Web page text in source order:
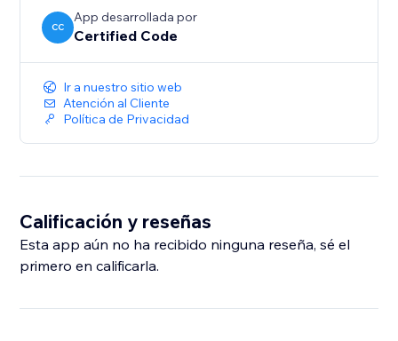
CC
App desarrollada por
Certified Code
Ir a nuestro sitio web
Atención al Cliente
Política de Privacidad
Calificación y reseñas
Esta app aún no ha recibido ninguna reseña, sé el
primero en calificarla.